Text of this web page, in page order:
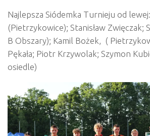
Najlepsza Siódemka Turnieju od
(Pietrzykowice); Stanisław Zwięczak;
B Obszary); Kamil Bożek, (
Pękała; Piotr Krzywolak; Szymon
osiedle)